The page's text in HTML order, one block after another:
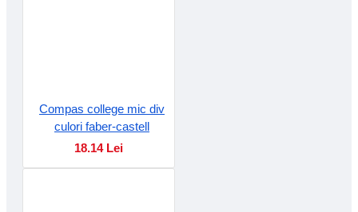
Compas college mic div
culori faber-castell
18.14 Lei